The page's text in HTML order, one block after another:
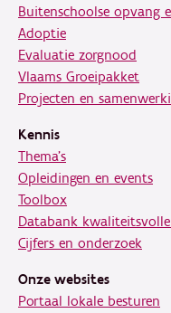
Buitenschoolse opvang
Adoptie
Evaluatie zorgnood
Vlaams Groeipakket
Projecten en
Kennis
Thema's
Opleidingen en events
Toolbox
Databank
Cijfers en onderzoek
Onze websites
Portaal lokale besturen